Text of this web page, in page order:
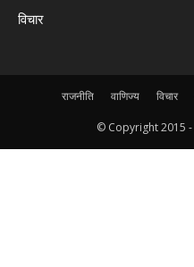
विचार
राजनीति वाणिज्य विचार
© Copyright 2015 -